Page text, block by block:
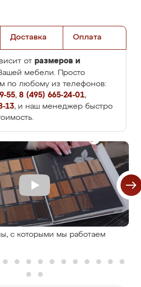
Доставка Оплата
от размеров и
мебели. Просто
по любому из телефонов:
55, 8 (495) 665-24-01,
13, и наш менеджер быстро
с которыми мы работаем